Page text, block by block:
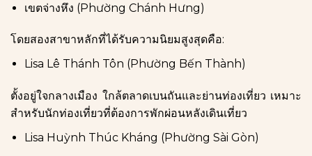
เขตจ่างหึง (Phường Chánh Hưng)
โดยสองสาขาหลักที่ได้รับความนิยมสูงสุดคือ:
Lisa Lê Thánh Tôn (Phường Bến Thành)
ตั้งอยู่ใจกลางเมือง ใกล้ตลาดเบนถันและย่านท่องเที่ยว เหมาะ
สำหรับนักท่องเที่ยวที่ต้องการพักผ่อนหลังเดินเที่ยว
Lisa Huỳnh Thúc Kháng (Phường Sài Gòn)